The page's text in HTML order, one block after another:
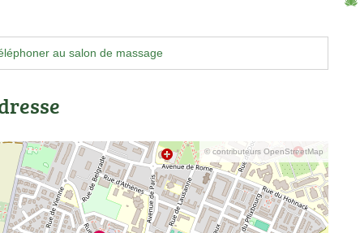
au salon de massage
© contributeurs OpenStreetMap